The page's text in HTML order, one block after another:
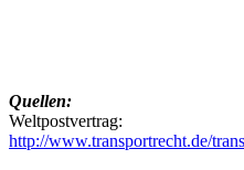
Quellen:
Weltpostvertrag:
http://www.transportrecht.de/